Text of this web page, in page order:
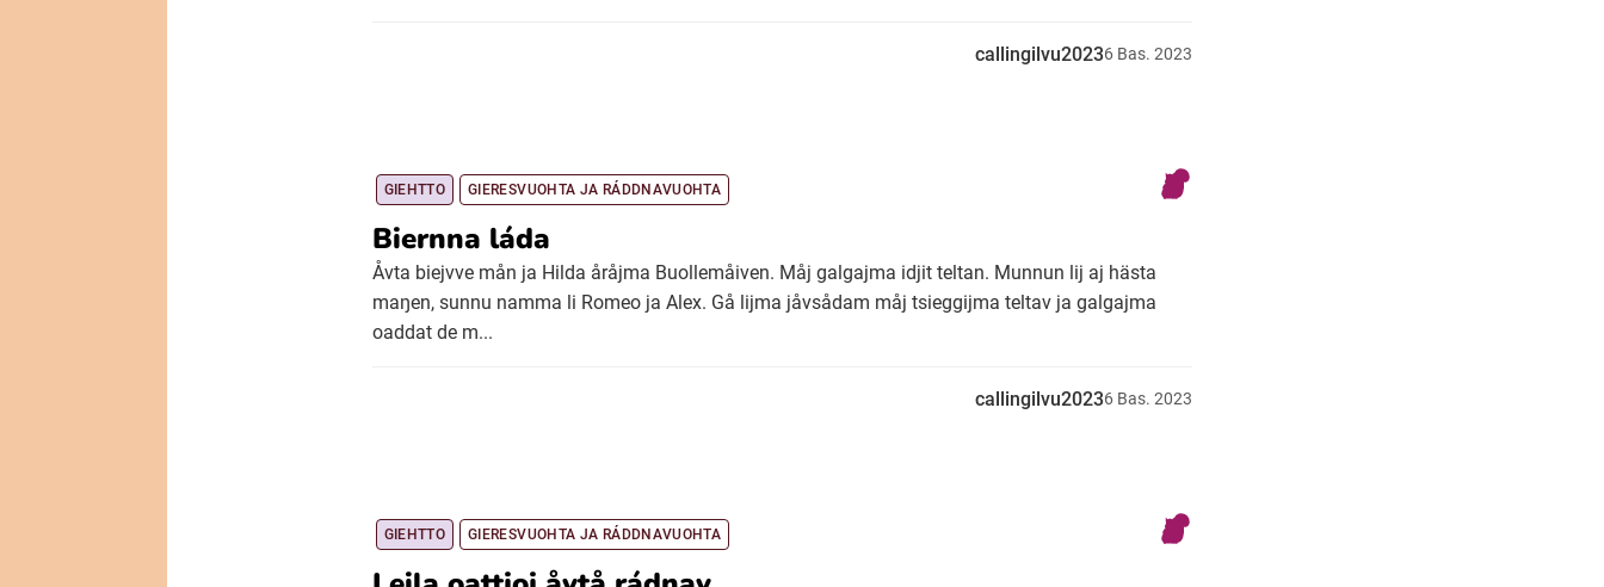
callingilvu20236 Bas. 2023
GIEHTTO GIERESVUOHTA JA RÁDDNAVUOHTA
Biernna láda
Åvta biejvve mån ja Hilda åråjma Buollemåiven. Måj galgajma idjit teltan. Munnun lij aj hästa
maŋen, sunnu namma li Romeo ja Alex. Gå lijma jåvsådam måj tsieggijma teltav ja galgajma
oaddat de m...
callingilvu20236 Bas. 2023
GIEHTTO GIERESVUOHTA JA RÁDDNAVUOHTA